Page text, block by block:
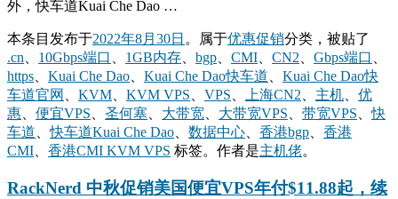
外，快车道Kuai Che Dao …
本条目发布于2022年8月30日 。属于优惠促销分类，被贴了
.cn
10Gbps端口 1GB内存 bgp CMI CN2 Gbps端口
https
Kuai Che Dao Kuai Che Dao快车道
Kuai Che Dao快
车道官网
KVM KVM VPS VPS 上海CN2 主机
优
惠
便宜VPS 圣何塞 大带宽 大带宽VPS 带宽VPS 、快
车道 、快车道Kuai Che Dao 数据中心 香港bgp
香港
CMI
香港CMI KVM VPS 标签。 作者是主机佬。
RackNerd 中秋促销美国便宜VPS年付$11.88起，续